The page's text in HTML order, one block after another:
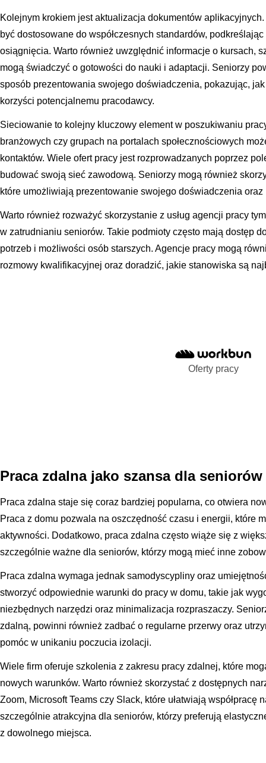
Kolejnym krokiem jest aktualizacja dokumentów
być dostosowane do współczesnych standardów,
osiągnięcia. Warto również uwzględnić informacje o kursach,
mogą świadczyć o gotowości do nauki i adaptacji. Seniorzy
sposób prezentowania swojego doświadczenia, pokazując,
korzyści potencjalnemu pracodawcy.
Sieciowanie to kolejny kluczowy element w poszukiwaniu
branżowych czy grupach na portalach społecznościowych
kontaktów. Wiele ofert pracy jest rozprowadzanych poprzez
budować swoją sieć zawodową. Seniorzy mogą również
które umożliwiają prezentowanie swojego doświadczenia
Warto również rozważyć skorzystanie z usług agencji pracy
w zatrudnianiu seniorów. Takie podmioty często mają dostęp
potrzeb i możliwości osób starszych. Agencje pracy mogą
rozmowy kwalifikacyjnej oraz doradzić, jakie stanowiska są
Oferty pracy
Praca zdalna jako szansa dla seniorów
Praca zdalna staje się coraz bardziej popularna, co otwiera
Praca z domu pozwala na oszczędność czasu i energii, które
aktywności. Dodatkowo, praca zdalna często wiąże się z
szczególnie ważne dla seniorów, którzy mogą mieć inne
Praca zdalna wymaga jednak samodyscypliny oraz
stworzyć odpowiednie warunki do pracy w domu, takie jak
niezbędnych narzędzi oraz minimalizacja rozpraszaczy.
zdalną, powinni również zadbać o regularne przerwy oraz
pomóc w unikaniu poczucia izolacji.
Wiele firm oferuje szkolenia z zakresu pracy zdalnej, które
nowych warunków. Warto również skorzystać z dostępnych
Zoom, Microsoft Teams czy Slack, które ułatwiają współpracę
szczególnie atrakcyjna dla seniorów, którzy preferują
z dowolnego miejsca.